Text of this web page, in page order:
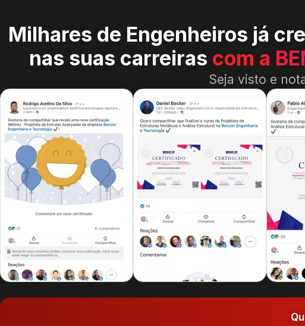
Milhares de Engenheiros já
nas suas carreiras com a
Seja visto e